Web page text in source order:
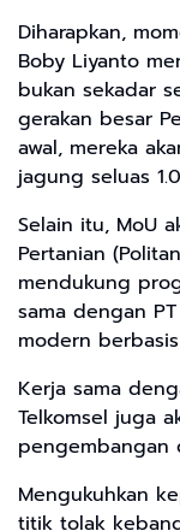
Diharapkan,
Boby Liyanto
bukan sekadar
gerakan besar
awal, mereka
jagung seluas
Selain itu, MoU
Pertanian
mendukung
sama dengan
modern
Kerja sama
Telkomsel juga
pengembangan
Mengukuhkan
titik tolak